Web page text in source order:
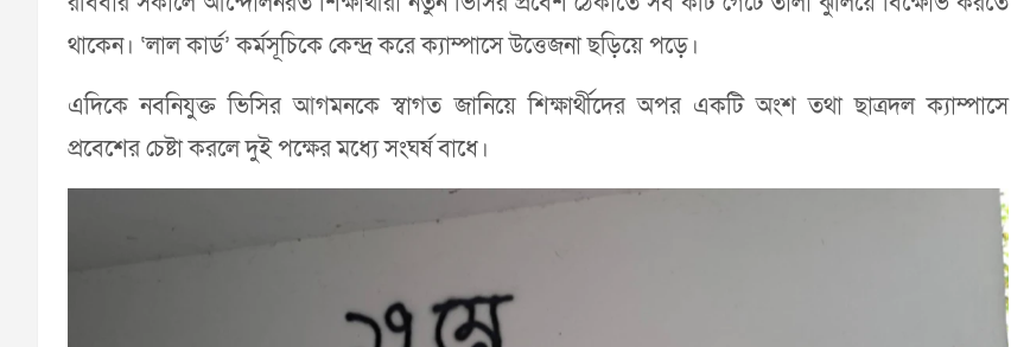
থাকেন। ‘লাল কার্ড’ কর্মসূচিকে কেন্দ্র করে ক্যাম্পাসে উত্তেজনা ছড়িয়ে পড়ে।
এদিকে নবনিযুক্ত ভিসির আগমনকে স্বাগত জানিয়ে শিক্ষার্থীদের অপর একটি অংশ তথা ছাত্রদল ক্যাম্পাসে
প্রবেশের চেষ্টা করলে দুই পক্ষের মধ্যে সংঘর্ষ বাধে।